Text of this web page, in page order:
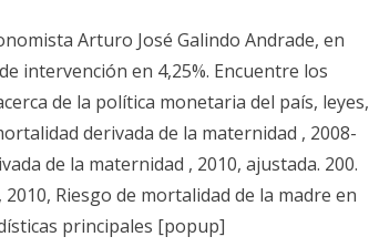
Arturo José Galindo Andrade, en
intervención en 4,25%. Encuentre los
de la política monetaria del país, leyes,
derivada de la maternidad , 2008-
de la maternidad , 2010, ajustada. 200.
Riesgo de mortalidad de la madre en
principales [popup]